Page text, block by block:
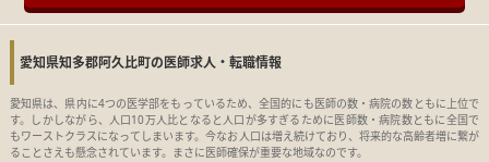
愛知県知多郡阿久比町の医師求人・転職情報
愛知県は、県内に4つの医学部をもっているため、全国的にも医師の数・病院の数ともに上位で
す。しかしながら、人口10万人比となると人口が多すぎるために医師数・病院数ともに全国で
もワーストクラスになってしまいます。今なお人口は増え続けており、将来的な高齢者増に繋が
ることさえも懸念されています。まさに医師確保が重要な地域なのです。